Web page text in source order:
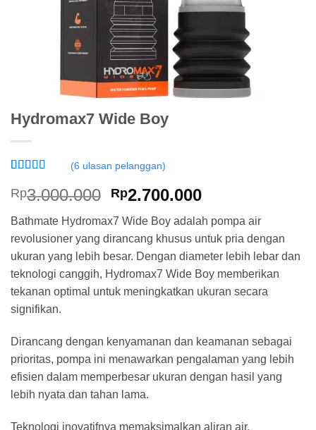
Hydromax7 Wide Boy
dari 5
berdasarkan
penilaian
pelanggan
(6 ulasan pelanggan)
Rp3.000.000 Harga
adalah:
Rp3.000.000.
Rp2.700.000Harga
ini
adalah:
Rp2.700.000.
Bathmate Hydromax7 Wide Boy adalah pompa air
revolusioner yang dirancang khusus untuk pria dengan
ukuran yang lebih besar. Dengan diameter lebih lebar dan
teknologi canggih, Hydromax7 Wide Boy memberikan
tekanan optimal untuk meningkatkan ukuran secara
signifikan.
Dirancang dengan kenyamanan dan keamanan sebagai
prioritas, pompa ini menawarkan pengalaman yang lebih
efisien dalam memperbesar ukuran dengan hasil yang
lebih nyata dan tahan lama.
Teknologi inovatifnya memaksimalkan aliran air,